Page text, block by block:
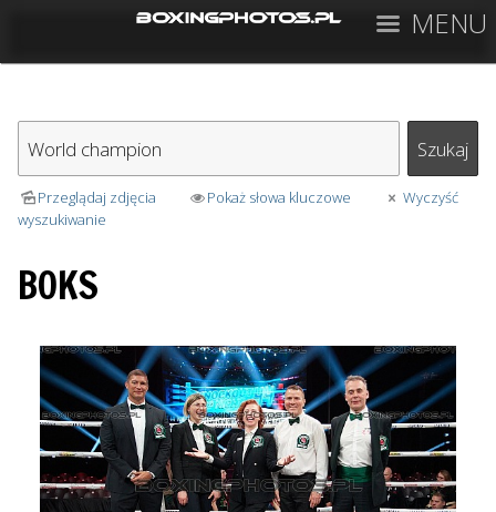
MENU
Przeglądaj zdjęcia Pokaż słowa kluczowe
Wyczyść
wyszukiwanie
BOKS